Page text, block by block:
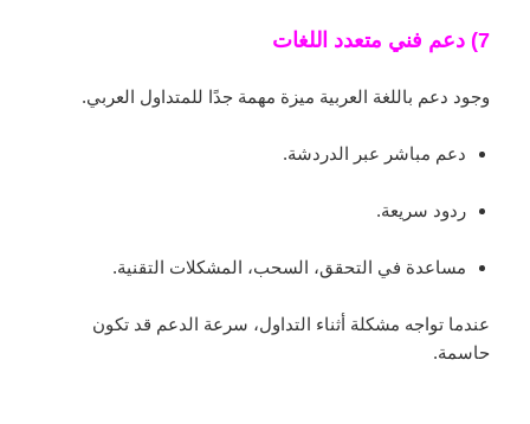
7) دعم فني متعدد اللغات
وجود دعم باللغة العربية ميزة مهمة جدًا للمتداول العربي.
دعم مباشر عبر الدردشة.
ردود سريعة.
مساعدة في التحقق، السحب، المشكلات التقنية.
عندما تواجه مشكلة أثناء التداول، سرعة الدعم قد تكون
حاسمة.